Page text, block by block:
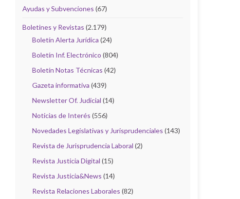
Ayudas y Subvenciones (67)
Boletines y Revistas (2.179)
Boletín Alerta Jurídica (24)
Boletín Inf. Electrónico (804)
Boletín Notas Técnicas (42)
Gazeta informativa (439)
Newsletter Of. Judicial (14)
Noticias de Interés (556)
Novedades Legislativas y Jurisprudenciales (143)
Revista de Jurisprudencia Laboral (2)
Revista Justicia Digital (15)
Revista Justicia&News (14)
Revista Relaciones Laborales (82)